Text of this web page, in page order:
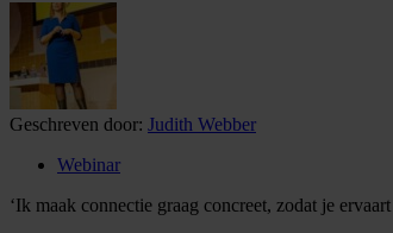
Geschreven door: Judith Webber
Webinar
‘Ik maak connectie graag concreet, zodat je